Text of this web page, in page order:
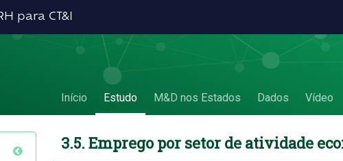
econômica - 3.5. Emprego por setor
para CT&I
Início Estudo M&D nos Estados Dados Vídeo
3.5. Emprego por setor de atividade